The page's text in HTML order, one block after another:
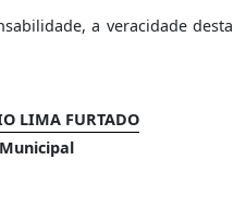
a veracidade desta
LIMA FURTADO